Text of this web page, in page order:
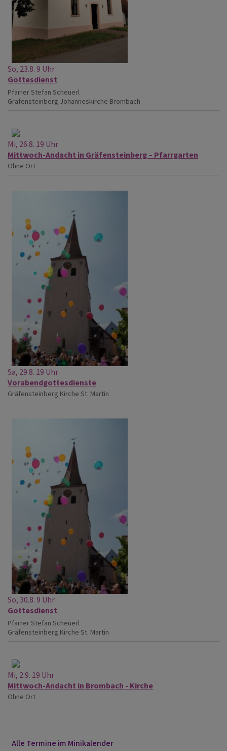
So, 23.8. 9 Uhr
Gottesdienst
Pfarrer Stefan Scheuerl
Gräfensteinberg Johanneskirche Brombach
Mi, 26.8. 19 Uhr
Mittwoch-Andacht in Gräfensteinberg – Pfarrgarten
Ohne Ort
Sa, 29.8. 19 Uhr
Vorabendgottesdienste
Gräfensteinberg Kirche St. Martin
So, 30.8. 9 Uhr
Gottesdienst
Pfarrer Stefan Scheuerl
Gräfensteinberg Kirche St. Martin
Mi, 2.9. 19 Uhr
Mittwoch-Andacht in Brombach - Kirche
Ohne Ort
Alle Termine im Minikalender